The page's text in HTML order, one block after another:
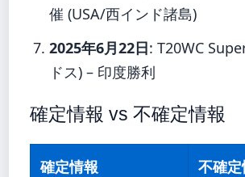
催 (USA/西インド諸島)
2025年6月22日: T20WC
ドス) – 印度勝利
確定情報 vs 不確定情報
確定情報 不確